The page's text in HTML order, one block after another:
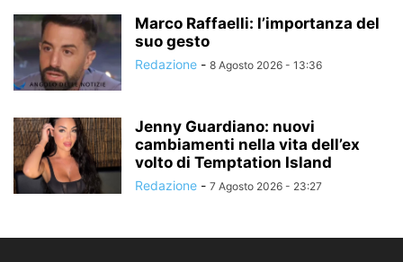
Marco Raffaelli: l’importanza del
suo gesto
Redazione - 8 Agosto 2026 - 13:36
Jenny Guardiano: nuovi
cambiamenti nella vita dell’ex
volto di Temptation Island
Redazione - 7 Agosto 2026 - 23:27